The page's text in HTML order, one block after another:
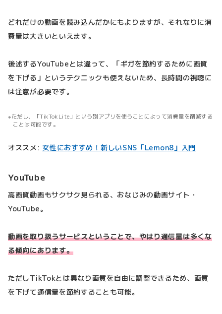
どれだけの動画を読み込んだかにもよりますが、それなりに消
費量は大きいといえます。
後述するYouTubeとは違って、「ギガを節約するために画質
を下げる」というテクニックも使えないため、長時間の視聴に
は注意が必要です。
ただし、「TikTokLite」という別アプリを使うことによって消費量を削減する
ことは可能です。
オススメ: 女性におすすめ！新しいSNS「Lemon8」入門
YouTube
高画質動画もサクサク見られる、おなじみの動画サイト・
YouTube。
動画を取り扱うサービスということで、やはり通信量は多くな
る傾向にあります。
ただしTikTokとは異なり画質を自由に調整できるため、画質
を下げて通信量を節約することも可能。